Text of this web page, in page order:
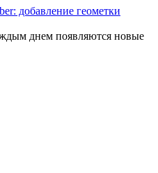
добавление геометки
днем появляются новые